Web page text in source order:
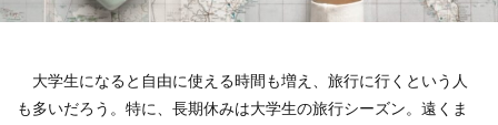
大学生になると自由に使える時間も増え、旅行に行くという人
も多いだろう。特に、長期休みは大学生の旅行シーズン。遠くま